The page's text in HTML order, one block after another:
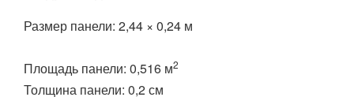
Размер панели: 2,44 × 0,24 м
Площадь панели: 0,516 м2
Толщина панели: 0,2 см